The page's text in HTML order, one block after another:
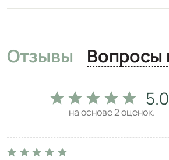
Отзывы
5.0
на основе2оценок.